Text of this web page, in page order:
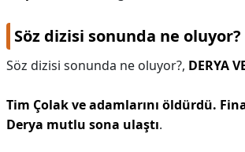
Söz dizisi sonunda ne oluyor?
Söz dizisi sonunda ne oluyor?, DERYA
Tim Çolak ve adamlarını öldürdü.
Derya mutlu sona ulaştı.